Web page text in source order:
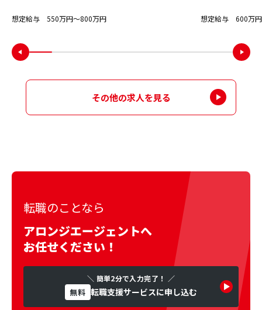
想定給与 550万円〜800万円 想定給与 600万
その他の求人を見る
転職のことなら
アロンジエージェントへ
お任せください！
＼ 簡単2分で入力完了！ ／
無料 転職支援サービスに申し込む